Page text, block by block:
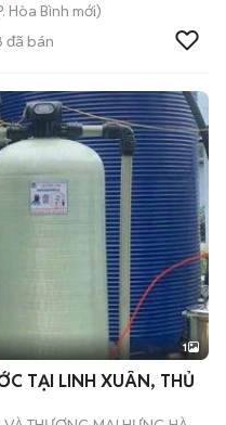
Hòa Bình mới)
đã bán
1
TẠI LINH XUÂN, THỦ